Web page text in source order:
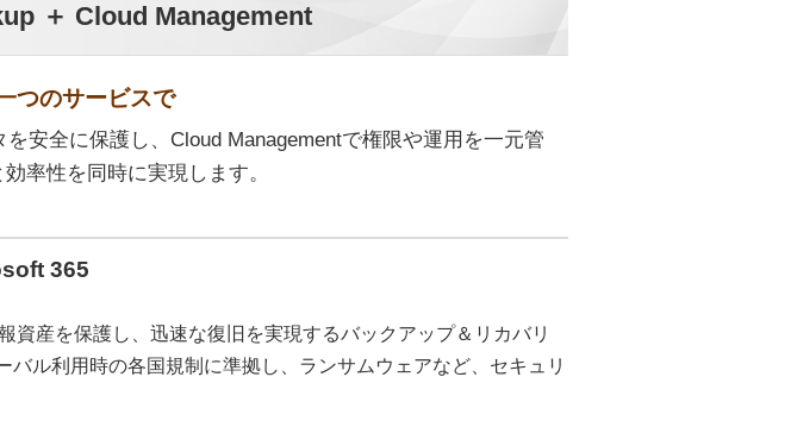
＋ Cloud Management
つのサービスで
安全に保護し、Cloud Managementで権限や運用を一元管
率性を同時に実現します。
365
資産を保護し、迅速な復旧を実現するバックアップ＆リカバリ
バル利用時の各国規制に準拠し、ランサムウェアなど、セキュリ